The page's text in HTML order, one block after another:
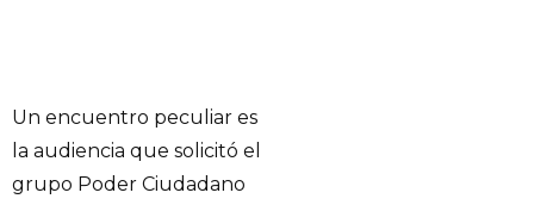
Un encuentro peculiar es
la audiencia que solicitó el
grupo Poder Ciudadano